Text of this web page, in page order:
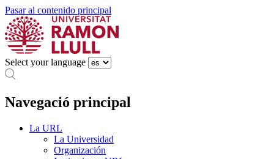
Pasar al contenido principal
Select your language
Navegació principal
La URL
La Universidad
Organización